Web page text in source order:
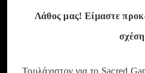
Λάθος μας! Είμαστε
Τουλάχιστον για το Sacred